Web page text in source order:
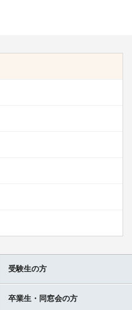
受験生の方
卒業生・同窓会の方